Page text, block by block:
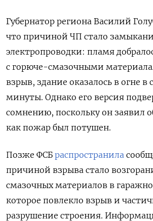
Губернатор региона Василий
что причиной ЧП стало
электропроводки: пламя
с горюче-смазочными
взрыв, здание оказалось в огне в
минуты. Однако его версия
сомнению, поскольку он заявил
как пожар был потушен.
Позже ФСБ распространила
причиной взрыва стало
смазочных материалов в
которое повлекло взрыв и
разрушение строения.